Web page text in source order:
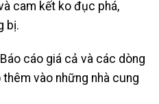
cam kết ko đục phá,
bị.
cáo giá cả và các dòng
vào những nhà cung